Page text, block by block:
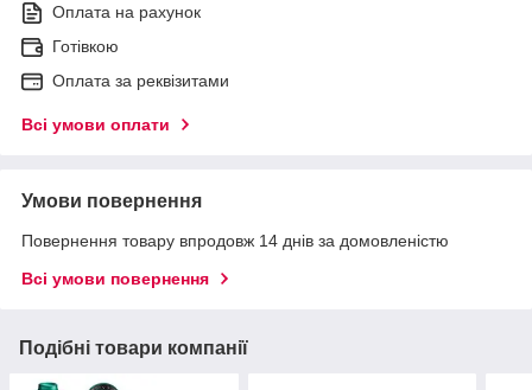
Оплата на рахунок
Готівкою
Оплата за реквізитами
Всі умови оплати
Умови повернення
Повернення товару впродовж 14 днів за домовленістю
Всі умови повернення
Подібні товари компанії